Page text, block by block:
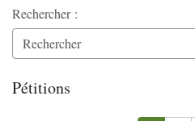
Rechercher :
Pétitions